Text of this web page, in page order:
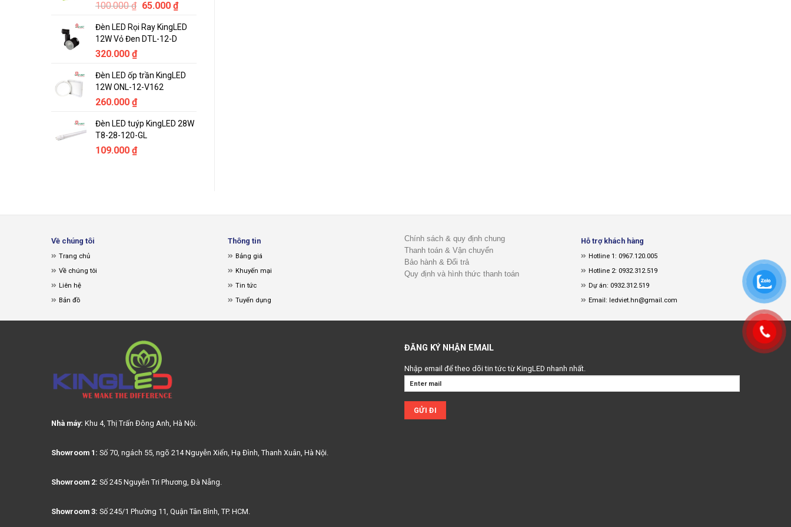
100.000₫ Original
was:
100.000 ₫.
65.000 ₫Current
is:
Đèn LED Rọi Ray KingLED
12W Vỏ Đen DTL-12-D
320.000 ₫
Đèn LED ốp trần KingLED
12W ONL-12-V162
260.000 ₫
Đèn LED tuýp KingLED 28W
T8-28-120-GL
109.000 ₫
Về chúng tôi
Trang chủ
Về chúng tôi
Liên hệ
Bản đồ
Thông tin
Bảng giá
Khuyến mại
Tin tức
Tuyển dụng
Chính sách & quy định chung
Thanh toán & Vận chuyển
Bảo hành & Đổi trả
Quy định và hình thức thanh toán
Hỗ trợ khách hàng
Hotline 1: 0967.120.005
Hotline 2: 0932.312.519
Dự án: 0932.312.519
Email: ledviet.hn@gmail.com
Nhà máy: Khu 4, Thị Trấn Đông Anh, Hà Nội.
Showroom 1: Số 70, ngách 55, ngõ 214 Nguyễn Xiển, Hạ Đình, Thanh Xuân, Hà Nội.
Showroom 2: Số 245 Nguyễn Tri Phương, Đà Nẵng.
Showroom 3: Số 245/1 Phường 11, Quận Tân Bình, TP. HCM.
ĐĂNG KÝ NHẬN EMAIL
Nhập email để theo dõi tin tức từ KingLED nhanh nhất.